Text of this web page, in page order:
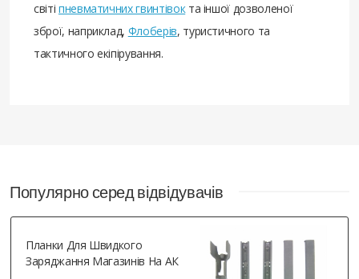
світі пневматичних гвинтівокта іншої дозволеної
зброї, наприклад, Флоберів, туристичного та
тактичного екіпірування.
Популярно серед відвідувачів
Планки Для Швидкого
Заряджання Магазинів На АК